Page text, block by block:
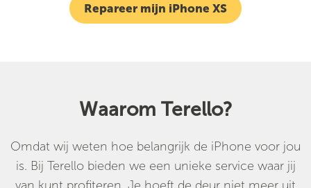
Repareer mijn iPhone XS
Waarom Terello?
Omdat wij weten hoe belangrijk de iPhone voor jou
is. Bij Terello bieden we een unieke service waar jij